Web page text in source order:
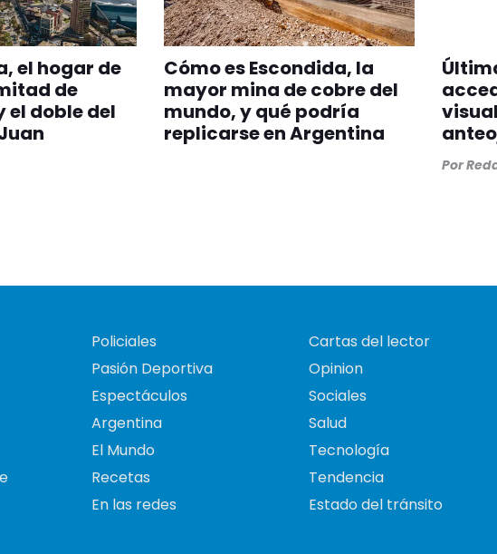
el hogar de
de
el doble del
Cómo es Escondida, la
mayor mina de cobre del
mundo, y qué podría
replicarse en Argentina
Por
Policiales
Pasión Deportiva
Espectáculos
Argentina
El Mundo
Recetas
En las redes
Cartas del lector
Opinion
Sociales
Salud
Tecnología
Tendencia
Estado del tránsito